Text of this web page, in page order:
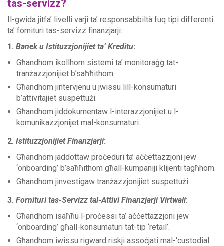
tas-servizz?
Il-gwida jitfa’ livelli varji ta’ responsabbiltà fuq tipi differenti
ta’ fornituri tas-servizz finanzjarji:
1. Banek u Istituzzjonijiet ta’ Kreditu:
Għandhom ikollhom sistemi ta’ monitoraġġ tat-
tranżazzjonijiet b’saħħithom.
Għandhom jintervjenu u jwissu lill-konsumaturi
b’attivitajiet suspettużi.
Għandhom jiddokumentaw l-interazzjonijiet u l-
komunikazzjonijet mal-konsumaturi.
2. Istituzzjonijiet Finanzjarji:
Għandhom jaddottaw proċeduri ta’ aċċettazzjoni jew
‘onboarding’ b’saħħithom għall-kumpaniji klijenti tagħhom.
Għandhom jinvestigaw tranżazzjonijiet suspettużi.
3. Fornituri tas-Servizz tal-Attivi Finanzjarji Virtwali:
Għandhom isaħħu l-proċessi ta’ aċċettazzjoni jew
‘onboarding’ għall-konsumaturi tat-tip ‘retail’.
Għandhom iwissu rigward riskji assoċjati mal-‘custodial